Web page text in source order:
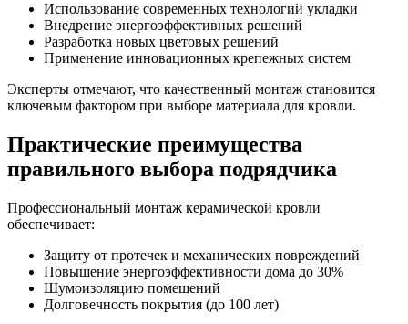
Использование современных технологий укладки
Внедрение энергоэффективных решений
Разработка новых цветовых решений
Применение инновационных крепежных систем
Эксперты отмечают, что качественный монтаж становится
ключевым фактором при выборе материала для кровли.
Практические преимущества
правильного выбора подрядчика
Профессиональный монтаж керамической кровли
обеспечивает:
Защиту от протечек и механических повреждений
Повышение энергоэффективности дома до 30%
Шумоизоляцию помещений
Долговечность покрытия (до 100 лет)